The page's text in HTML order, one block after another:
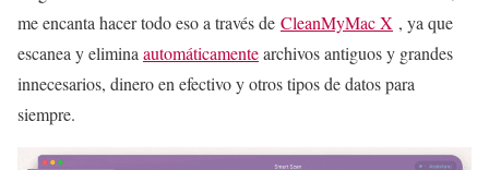
me encanta hacer todo eso a través de CleanMyMac X , ya que
escanea y elimina automáticamentearchivos antiguos y grandes
innecesarios, dinero en efectivo y otros tipos de datos para
siempre.